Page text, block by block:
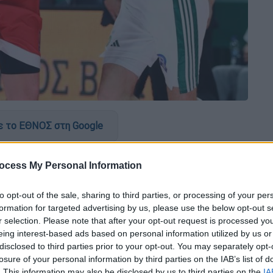
My Personal Information
opt-out of the sale, sharing to third parties, or processing of your
for targeted advertising by us, please use the below opt-out
selection. Please note that after your opt-out request is processed
interest-based ads based on personal information utilized by us
to third parties prior to your opt-out. You may separately
of your personal information by third parties on the IAB’s list of
το ΕΘΝΟΣ στη Google
«Telekom Center Athens», επικρατώντας
που είχε ένταση, ρυθμό αλλά και
αγωνιστικής τηςGreek Basketball
σερί τους στο εφετινό πρωτάθλημα.
το πλεονέκτημα έδρας μέχρι
μία φορά την κυριαρχία τους στη